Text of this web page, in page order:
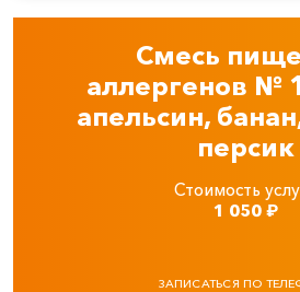
Смесь
аллергенов №
апельсин,
персик
Стоимость
1 050₽
ЗАПИСАТЬСЯ ПО